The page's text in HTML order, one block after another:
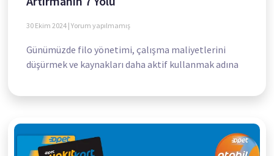
30 Ekim 2024 Yorum yapılmamış
Günümüzde filo yönetimi, çalışma maliyetlerini
düşürmek ve kaynakları daha aktif kullanmak adına